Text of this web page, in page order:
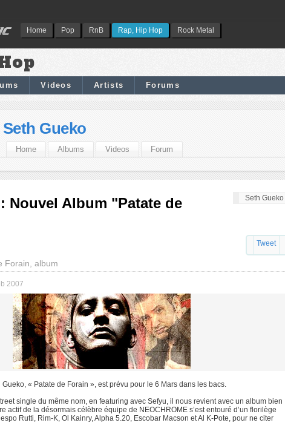
Home Pop RnB Rap, Hip Hop Rock Metal
Videos Artists Forums
Seth Gueko
Home Albums Videos Forum
Seth Gueko
Nouvel Album "Patate de
Tweet
Forain, album
2007
« Patate de Forain », est prévu pour le 6 Mars dans les bacs.
single du même nom, en featuring avec Sefyu, il nous revient avec un album bien
actif de la désormais célèbre équipe de NEOCHROME s’est entouré d’un florilège
Rutti, Rim-K, Ol Kainry, Alpha 5.20, Escobar Macson et Al K-Pote, pour ne citer